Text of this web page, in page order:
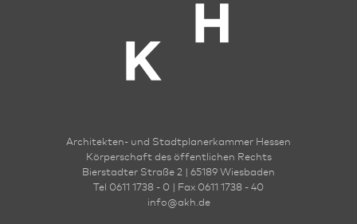
Architekten- und Stadt­planer­kammer Hessen
Körperschaft des öffentlichen Rechts
Bierstadter Straße 2 | 65189 Wies­ba­den
Tel 0611 1738 - 0 | Fax 0611 1738 - 40
info@akh.de